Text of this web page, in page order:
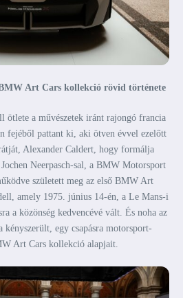
Art Cars kollekció rövid története
ötlete a művészetek iránt rajongó francia
fejéből pattant ki, aki ötven évvel ezelőtt
Alexander Caldert, hogy formálja
Neerpasch-sal, a BMW Motorsport
született meg az első BMW Art
amely 1975. június 14-én, a Le Mans-i
a közönség kedvencévé vált. És noha az
kényszerült, egy csapásra motorsport-
Art Cars kollekció alapjait.